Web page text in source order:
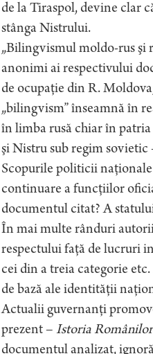
de la Tiraspol, devine clar
stânga Nistrului.
„Bilingvismul moldo-rus şi
anonimi ai respectivului
de ocupaţie din R.
„bilingvism” înseamnă în
în limba rusă chiar în
şi Nistru sub regim
Scopurile politicii naţionale
continuare a funcţiilor
documentul citat? A
În mai multe rânduri
respectului faţă de lucruri
cei din a treia categorie
de bază ale identităţii
Actualii guvernanţi
prezent – Istoria Românilor
documentul analizat,